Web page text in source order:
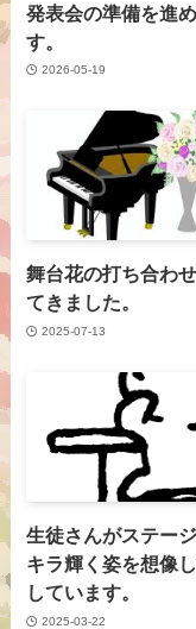
発表会の準備を進
す。
2026-05-19
舞台花の打ち合わ
てきました。
2025-07-13
生徒さんがステー
キラ輝く姿を想像
しています。
2025-03-22